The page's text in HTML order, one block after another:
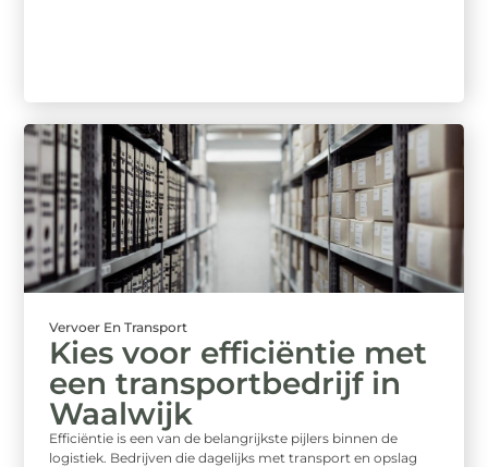
Vervoer En Transport
Kies voor efficiëntie met
een transportbedrijf in
Waalwijk
Efficiëntie is een van de belangrijkste pijlers binnen de
logistiek. Bedrijven die dagelijks met transport en opslag